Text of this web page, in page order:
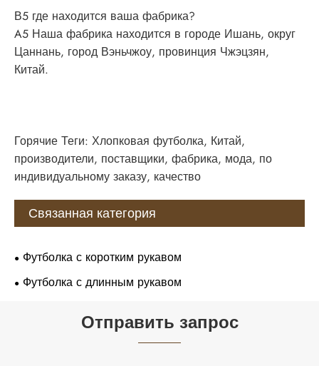
В5 где находится ваша фабрика?
A5 Наша фабрика находится в городе Ишань, округ
Цаннань, город Вэньчжоу, провинция Чжэцзян,
Китай.
Горячие Теги: Хлопковая футболка, Китай,
производители, поставщики, фабрика, мода, по
индивидуальному заказу, качество
Связанная категория
Футболка с коротким рукавом
Футболка с длинным рукавом
Отправить запрос